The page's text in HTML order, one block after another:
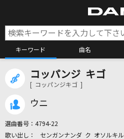
キーワード 曲名
カラオケ
コッパンジ キゴ
[ コッパンジキゴ ]
ウニ
選曲番号： 4794-22
センガンナンダ ク オソルキル